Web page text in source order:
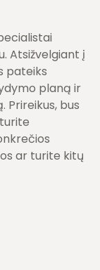
Atsižvelgiant į
pateiks
planą ir
bus
ar turite kitų